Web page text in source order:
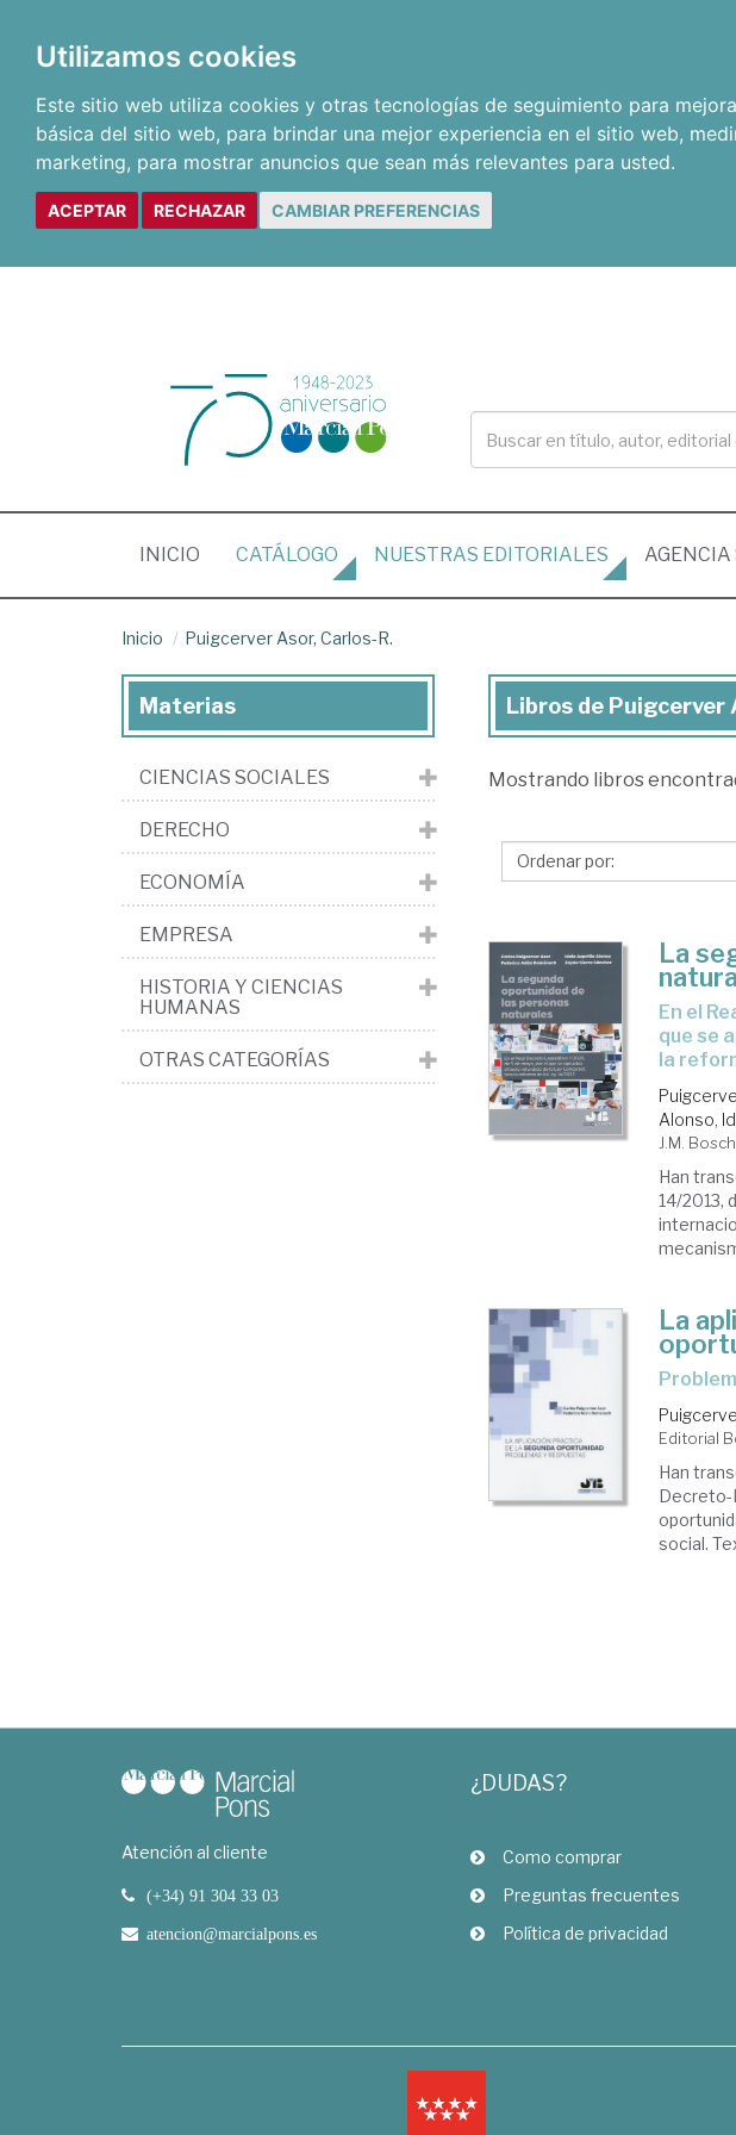
Utilizamos cookies
Este sitio web utiliza cookies y otras tecnologías de seguimiento para
básica del sitio web, para brindar una mejor experiencia en el sitio web,
marketing, para mostrar anuncios que sean más relevantes para usted.
ACEPTAR RECHAZAR CAMBIAR PREFERENCIAS
INICIO (CURRENT)
CATÁLOGO NUESTRAS EDITORIALES AGENCIA
Inicio Puigcerver Asor, Carlos-R.
Libros
Puigcerver
Carlos-
Libros de Puigcerver
Mostrando libros
La
en el Real Decreto Legislativo 1/2020, de 5 de mayo, por el
que se
la
Alonso,
J.M.
Han
14/2013,
La
Editorial
Han
Decreto-
social.
Materias
CIENCIAS SOCIALES
DERECHO
ECONOMÍA
EMPRESA
HISTORIA Y CIENCIAS
HUMANAS
OTRAS CATEGORÍAS
Atención al cliente
(+34) 91 304 33 03
atencion@marcialpons.es
¿DUDAS?
Como comprar
Preguntas frecuentes
Política de privacidad